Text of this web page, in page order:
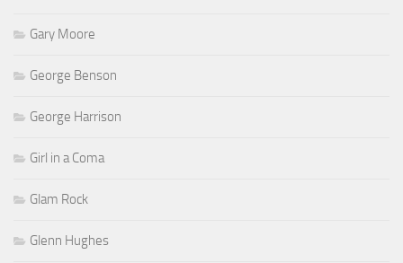
Gary Moore
George Benson
George Harrison
Girl in a Coma
Glam Rock
Glenn Hughes